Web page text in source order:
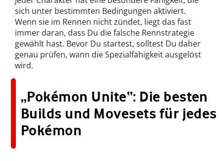
sich unter bestimmten Bedingungen aktiviert.
Wenn sie im Rennen nicht zündet, liegt das fast
immer daran, dass Du die falsche Rennstrategie
gewählt hast. Bevor Du startest, solltest Du daher
genau prüfen, wann die Spezialfähigkeit ausgelöst
wird.
„Pokémon Unite“: Die besten
Builds und Movesets für jedes
Pokémon